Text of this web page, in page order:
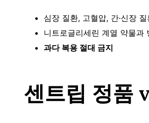
심장 질환, 고혈압, 간·신장
니트로글리세린 계열 약물과
과다 복용 절대 금지
센트립 정품